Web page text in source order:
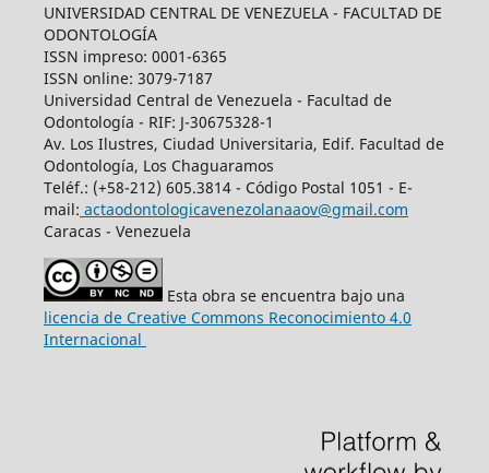
UNIVERSIDAD CENTRAL DE VENEZUELA - FACULTAD DE
ODONTOLOGÍA
ISSN impreso: 0001-6365
ISSN online: 3079-7187
Universidad Central de Venezuela - Facultad de
Odontología - RIF: J-30675328-1
Av. Los Ilustres, Ciudad Universitaria, Edif. Facultad de
Odontología, Los Chaguaramos
Teléf.: (+58-212) 605.3814 - Código Postal 1051 - E-
mail: actaodontologicavenezolanaaov@gmail.com
Caracas - Venezuela
Esta obra se encuentra bajo una
licencia de Creative Commons Reconocimiento 4.0
Internacional